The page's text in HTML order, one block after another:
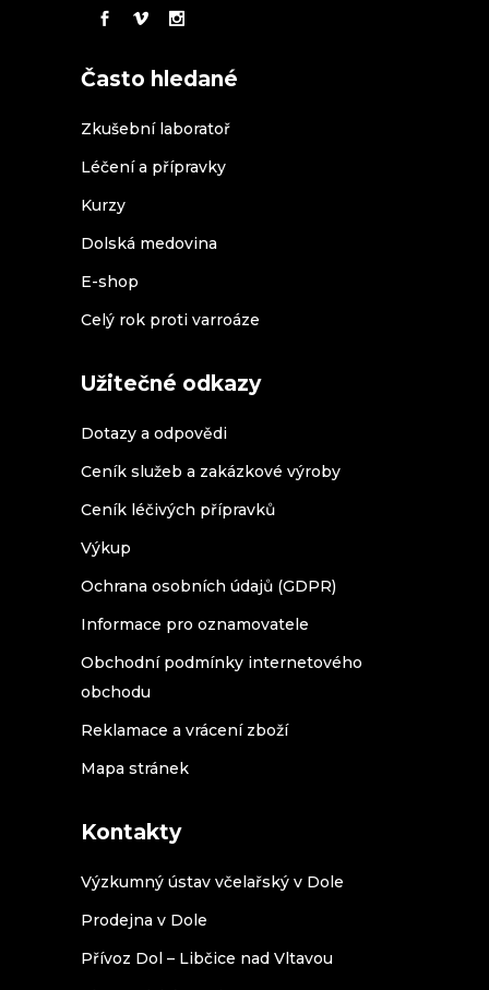
Často hledané
Zkušební laboratoř
Léčení a přípravky
Kurzy
Dolská medovina
E-shop
Celý rok proti varroáze
Užitečné odkazy
Dotazy a odpovědi
Ceník služeb a zakázkové výroby
Ceník léčivých přípravků
Výkup
Ochrana osobních údajů (GDPR)
Informace pro oznamovatele
Obchodní podmínky internetového
obchodu
Reklamace a vrácení zboží
Mapa stránek
Kontakty
Výzkumný ústav včelařský v Dole
Prodejna v Dole
Přívoz Dol – Libčice nad Vltavou